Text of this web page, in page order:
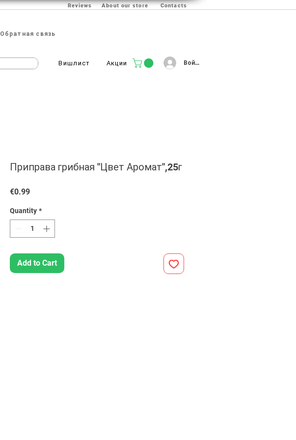
Reviews About our store Contacts
Обратная связь
Вишлист Акции Войти
Приправа грибная "Цвет Аромат",25г
€0.99Price
Quantity *
Add to Cart